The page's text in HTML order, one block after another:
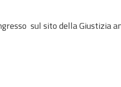
sul sito della